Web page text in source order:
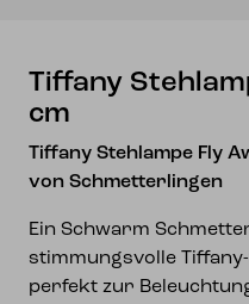
Tiffany
cm
Tiffany Stehlampe Fly
von Schmetterlingen
Ein Schwarm
stimmungsvolle
perfekt zur